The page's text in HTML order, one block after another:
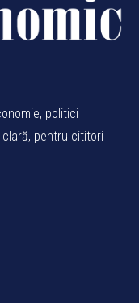
politici
pentru cititori